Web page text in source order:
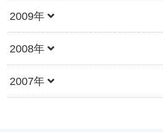
2009年
2008年
2007年